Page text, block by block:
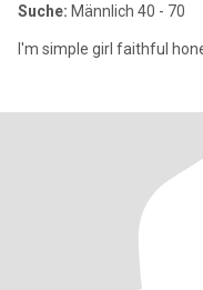
Suche: Männlich 40 - 70
I'm simple girl faithful